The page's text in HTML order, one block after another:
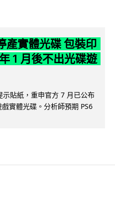
實體光碟 包裝印
1 月後不出光碟遊
貼紙，重申官方 7 月已公布
實體光碟。分析師預期 PS6